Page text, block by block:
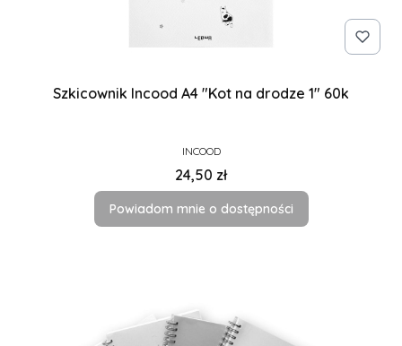
Szkicownik Incood A4 "Kot na drodze 1" 60k
PRODUCENT
INCOOD
Cena
24,50 zł
Powiadom mnie o dostępności